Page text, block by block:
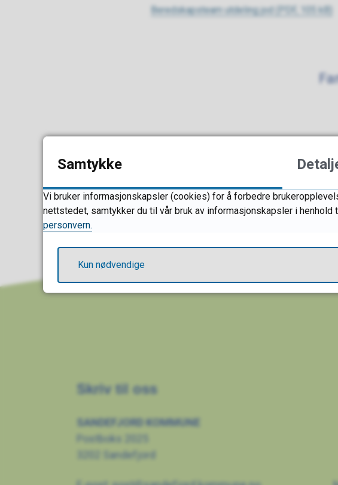
Beredskapsteam utdeling jod (PDF, 105 kB)
Skriv til oss
SANDEFJORD KOMMUNE
Postboks 2025
3202 Sandefjord
Samtykke
Vi bruker informasjonskapsler (cookies) for å forbedre
nettstedet, samtykker du til vår bruk av informasjonskapsler i
personvern.
Kun nødvendige